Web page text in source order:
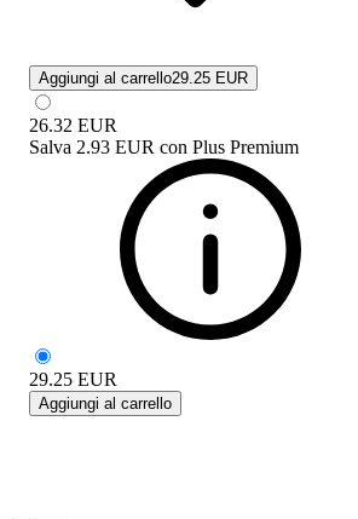
Aggiungi al carrello29.25 EUR
26.32 EUR
Salva 2.93 EUR con Plus Premium
29.25 EUR
Aggiungi al carrello